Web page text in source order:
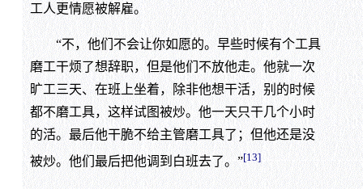
工人更情愿被解雇。
“不，他们不会让你如愿的。早些时候有个工具
磨工干烦了想辞职，但是他们不放他走。他就一次
旷工三天、在班上坐着，除非他想干活，别的时候
都不磨工具，这样试图被炒。他一天只干几个小时
的活。最后他干脆不给主管磨工具了；但他还是没
被炒。他们最后把他调到白班去了。”[13]